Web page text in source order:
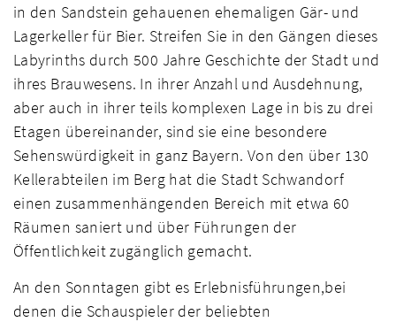
in den Sandstein gehauenen ehemaligen Gär- und
Lagerkeller für Bier. Streifen Sie in den Gängen dieses
Labyrinths durch 500 Jahre Geschichte der Stadt und
ihres Brauwesens. In ihrer Anzahl und Ausdehnung,
aber auch in ihrer teils komplexen Lage in bis zu drei
Etagen übereinander, sind sie eine besondere
Sehenswürdigkeit in ganz Bayern. Von den über 130
Kellerabteilen im Berg hat die Stadt Schwandorf
einen zusammenhängenden Bereich mit etwa 60
Räumen saniert und über Führungen der
Öffentlichkeit zugänglich gemacht.
An den Sonntagen gibt es Erlebnisführungen,bei
denen die Schauspieler der beliebten